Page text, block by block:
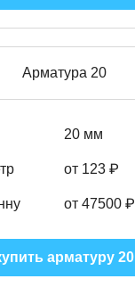
Арматура 20
20 мм
от 123 ₽
от 47500 ₽
арматуру 20